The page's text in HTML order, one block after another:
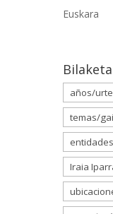
Euskara
Bilaketa